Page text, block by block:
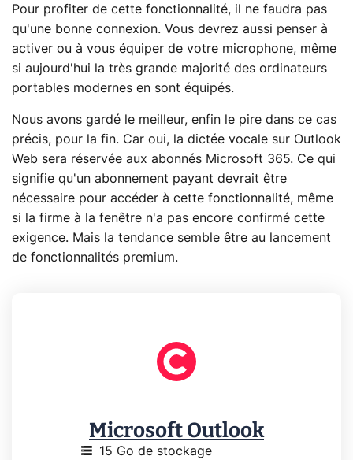
Pour profiter de cette fonctionnalité, il ne faudra pas
qu'une bonne connexion. Vous devrez aussi penser à
activer ou à vous équiper de votre microphone, même
si aujourd'hui la très grande majorité des ordinateurs
portables modernes en sont équipés.
Nous avons gardé le meilleur, enfin le pire dans ce cas
précis, pour la fin. Car oui, la dictée vocale sur Outlook
Web sera réservée aux abonnés Microsoft 365. Ce qui
signifie qu'un abonnement payant devrait être
nécessaire pour accéder à cette fonctionnalité, même
si la firme à la fenêtre n'a pas encore confirmé cette
exigence. Mais la tendance semble être au lancement
de fonctionnalités premium.
Microsoft Outlook
storage 15 Go de stockage